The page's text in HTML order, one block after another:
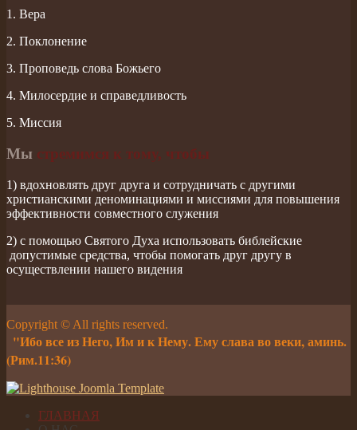
1. Вера
2. Поклонение
3. Проповедь слова Божьего
4. Милосердие и справедливость
5. Миссия
Мы стремимся к тому, чтобы
1) вдохновлять друг друга и сотрудничать с другими
христианскими деноминациями и миссиями для повышения
эффективности совместного служения
2) с помощью Святого Духа использовать библейские
допустимые средства, чтобы помогать друг другу в
осуществлении нашего видения
Copyright © All rights reserved.
"Ибо все из Него, Им и к Нему. Ему слава во веки, аминь.
(Рим.11:36)
ГЛАВНАЯ